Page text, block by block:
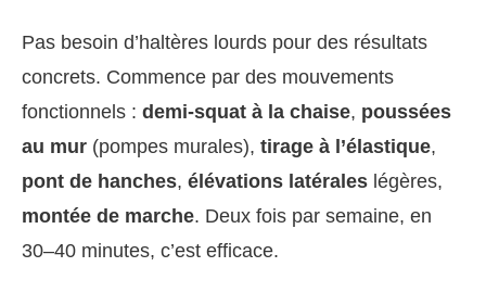
Pas besoin d’haltères lourds pour des résultats
concrets. Commence par des mouvements
fonctionnels : demi-squat à la chaise, poussées
au mur (pompes murales), tirage à l’élastique,
pont de hanches, élévations latérales légères,
montée de marche. Deux fois par semaine, en
30–40 minutes, c’est efficace.